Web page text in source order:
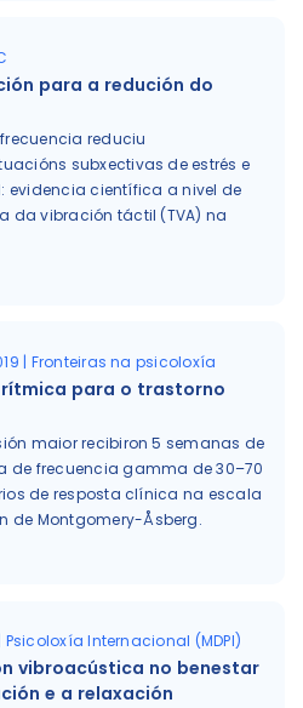
para a redución do
reduciu
subxectivas de estrés e
evidencia científica a nivel de
da vibración táctil (TVA) na
| Fronteiras na psicoloxía
rítmica para o trastorno
maior recibiron 5 semanas de
de frecuencia gamma de 30–70
de resposta clínica na escala
de Montgomery-Åsberg.
Psicoloxía Internacional (MDPI)
vibroacústica no benestar
e a relaxación